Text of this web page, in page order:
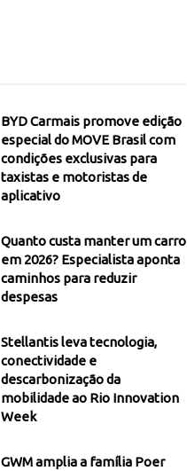
BYD Carmais promove edição
especial do MOVE Brasil com
condições exclusivas para
taxistas e motoristas de
aplicativo
Quanto custa manter um carro
em 2026? Especialista aponta
caminhos para reduzir
despesas
Stellantis leva tecnologia,
conectividade e
descarbonização da
mobilidade ao Rio Innovation
Week
GWM amplia a família Poer